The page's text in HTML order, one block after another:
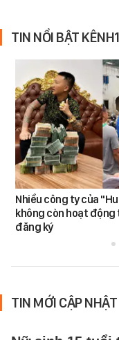
TIN NỔI BẬT
Nhiều công ty của
không còn hoạt động
đăng ký
TIN MỚI CẬP NHẬT